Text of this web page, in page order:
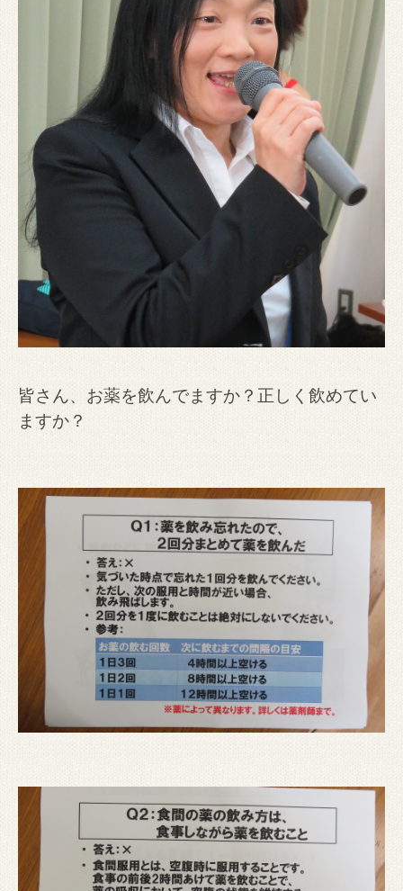
皆さん、お薬を飲んでますか？正しく飲めてい
ますか？